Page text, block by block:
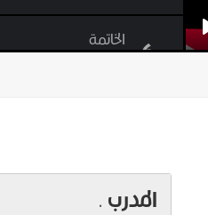
6 الخاتمة
المدرب .